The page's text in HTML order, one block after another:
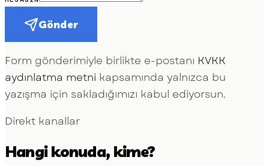
Gönder
Form gönderimiyle birlikte e-postanı KVKK
aydınlatma metni kapsamında yalnızca bu
yazışma için sakladığımızı kabul ediyorsun.
Direkt kanallar
Hangi konuda, kime?